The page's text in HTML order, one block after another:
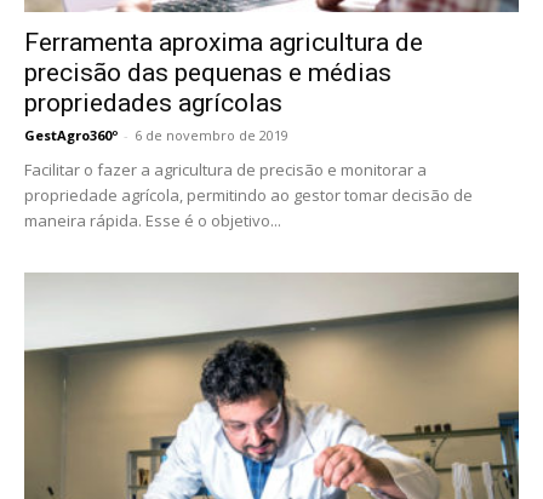
Ferramenta aproxima agricultura de
precisão das pequenas e médias
propriedades agrícolas
GestAgro360º - 6 de novembro de 2019
Facilitar o fazer a agricultura de precisão e monitorar a
propriedade agrícola, permitindo ao gestor tomar decisão de
maneira rápida. Esse é o objetivo...